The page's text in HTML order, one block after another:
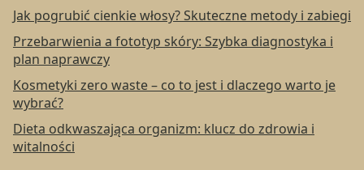
Jak pogrubić cienkie włosy? Skuteczne metody i zabiegi
Przebarwienia a fototyp skóry: Szybka diagnostyka i
plan naprawczy
Kosmetyki zero waste – co to jest i dlaczego warto je
wybrać?
Dieta odkwaszająca organizm: klucz do zdrowia i
witalności